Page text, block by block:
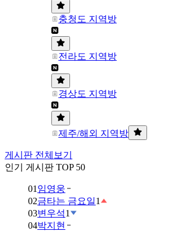
충청도 지역방
전라도 지역방
경상도 지역방
제주/해외 지역방
게시판 전체보기
인기 게시판 TOP 50
01 임영웅
02금타는 금요일1
03변우석1
04박지현